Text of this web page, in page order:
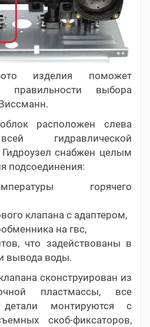
изделия поможет
правильности выбора
расположен слева
гидравлической
Гидроузел снабжен целым
подсоединения:
горячего
клапана с адаптером,
на гвс,
что задействованы в
вывода воды.
сконструирован из
пластмассы, все
детали монтируются с
скоб-фиксаторов,